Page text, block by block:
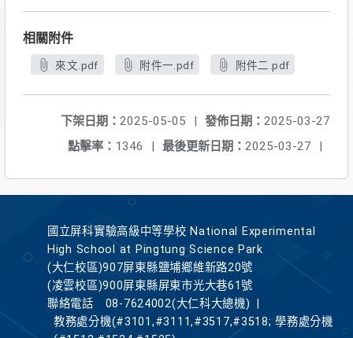
相關附件
來文.pdf 附件一.pdf 附件二.pdf
發佈日期： 2025-03-27
下架日期： 2025-05-05
|
最後更新日期： 2025-03-27 |
點擊率： 1346 |
國立屏科實驗高級中等學校 National Experimental
High School at Pingtung Science Park
(大仁校區)907屏東縣鹽埔鄉維新路20號
(凌雲校區)900屏東縣屏東市光大巷61號
聯絡電話
08-7624002(大仁科大總機)
教務處分機(#3101,#3111,#3517,#3518; 學務處分機